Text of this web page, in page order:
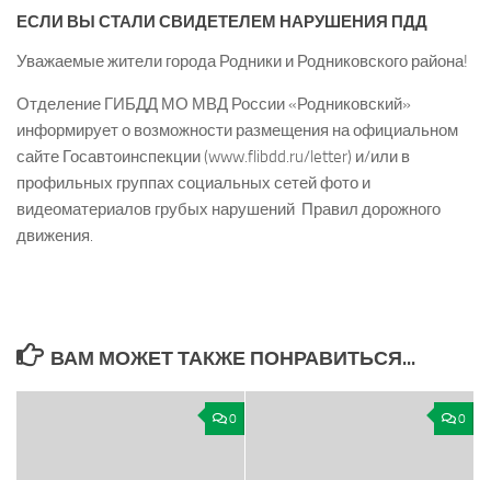
ЕСЛИ ВЫ СТАЛИ СВИДЕТЕЛЕМ НАРУШЕНИЯ ПДД
Уважаемые жители города Родники и Родниковского района!
Отделение ГИБДД МО МВД России «Родниковский»
информирует о возможности размещения на официальном
сайте Госавтоинспекции (www.flibdd.ru/letter) и/или в
профильных группах социальных сетей фото и
видеоматериалов грубых нарушений Правил дорожного
движения.
ВАМ МОЖЕТ ТАКЖЕ ПОНРАВИТЬСЯ...
0 0